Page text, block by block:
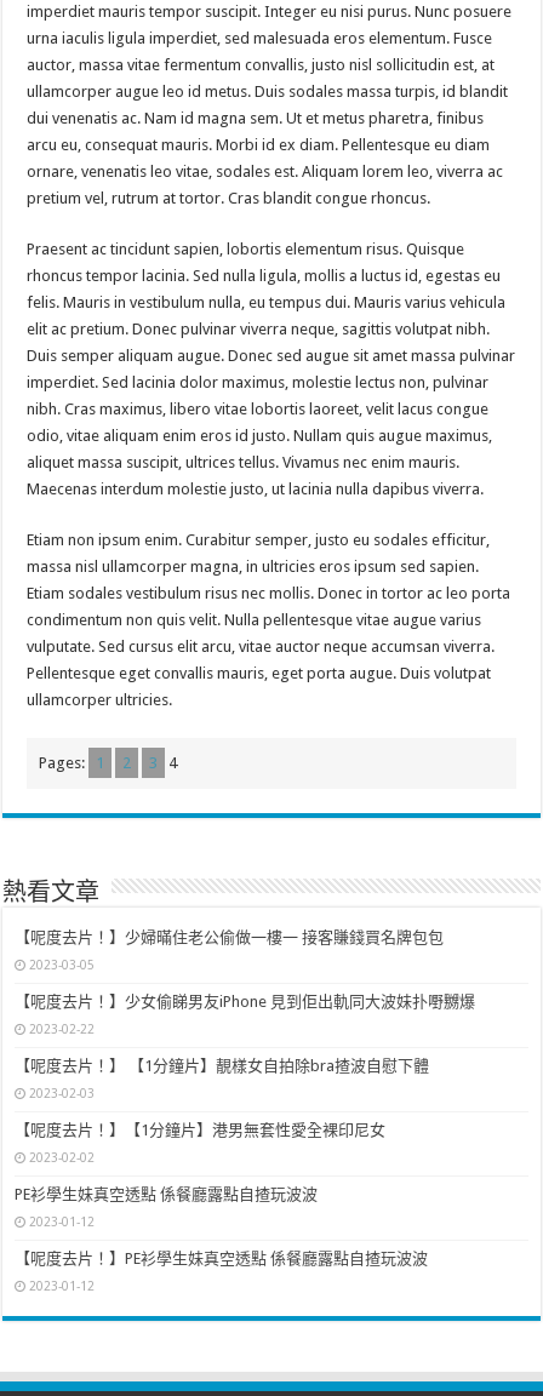
imperdiet mauris tempor suscipit. Integer eu nisi purus. Nunc posuere
urna iaculis ligula imperdiet, sed malesuada eros elementum. Fusce
auctor, massa vitae fermentum convallis, justo nisl sollicitudin est, at
ullamcorper augue leo id metus. Duis sodales massa turpis, id blandit
dui venenatis ac. Nam id magna sem. Ut et metus pharetra, finibus
arcu eu, consequat mauris. Morbi id ex diam. Pellentesque eu diam
ornare, venenatis leo vitae, sodales est. Aliquam lorem leo, viverra ac
pretium vel, rutrum at tortor. Cras blandit congue rhoncus.
Praesent ac tincidunt sapien, lobortis elementum risus. Quisque
rhoncus tempor lacinia. Sed nulla ligula, mollis a luctus id, egestas eu
felis. Mauris in vestibulum nulla, eu tempus dui. Mauris varius vehicula
elit ac pretium. Donec pulvinar viverra neque, sagittis volutpat nibh.
Duis semper aliquam augue. Donec sed augue sit amet massa pulvinar
imperdiet. Sed lacinia dolor maximus, molestie lectus non, pulvinar
nibh. Cras maximus, libero vitae lobortis laoreet, velit lacus congue
odio, vitae aliquam enim eros id justo. Nullam quis augue maximus,
aliquet massa suscipit, ultrices tellus. Vivamus nec enim mauris.
Maecenas interdum molestie justo, ut lacinia nulla dapibus viverra.
Etiam non ipsum enim. Curabitur semper, justo eu sodales efficitur,
massa nisl ullamcorper magna, in ultricies eros ipsum sed sapien.
Etiam sodales vestibulum risus nec mollis. Donec in tortor ac leo porta
condimentum non quis velit. Nulla pellentesque vitae augue varius
vulputate. Sed cursus elit arcu, vitae auctor neque accumsan viverra.
Pellentesque eget convallis mauris, eget porta augue. Duis volutpat
ullamcorper ultricies.
Pages: 1 2 3 4
熱看文章
【呢度去片！】少婦暪住老公偷做一樓一 接客賺錢買名牌包包
2023-03-05
【呢度去片！】少女偷睇男友iPhone 見到佢出軌同大波妹扑嘢嬲爆
2023-02-22
【呢度去片！】 【1分鐘片】靚樣女自拍除bra揸波自慰下體
2023-02-03
【呢度去片！】【1分鐘片】港男無套性愛全裸印尼女
2023-02-02
PE衫學生妹真空透點 係餐廳露點自揸玩波波
2023-01-12
【呢度去片！】PE衫學生妹真空透點 係餐廳露點自揸玩波波
2023-01-12